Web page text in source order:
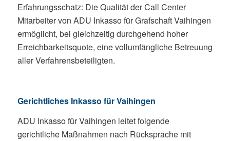
Erfahrungsschatz: Die Qualität der Call Center
Mitarbeiter von ADU Inkasso für Grafschaft Vaihingen
ermöglicht, bei gleichzeitig durchgehend hoher
Erreichbarkeitsquote, eine vollumfängliche Betreuung
aller Verfahrensbeteiligten.
Gerichtliches Inkasso für Vaihingen
ADU Inkasso für Vaihingen leitet folgende
gerichtliche Maßnahmen nach Rücksprache mit